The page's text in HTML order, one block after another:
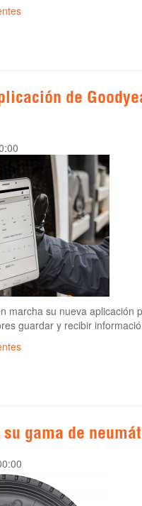
de
marcha su nueva aplicación
guardar y recibir
gama de